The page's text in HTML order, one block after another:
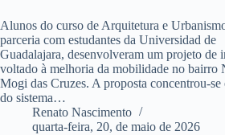
Alunos do curso de Arquitetura e
parceria com estudantes da Universidad de
Guadalajara, desenvolveram um projeto de
voltado à melhoria da mobilidade no bairro
Mogi das Cruzes. A proposta concentrou-
do sistema…
Renato Nascimento
quarta-feira, 20, de maio de 2026